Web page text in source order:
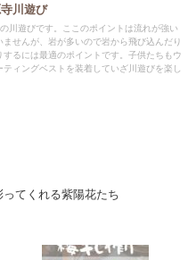
川遊び
川遊びです。ここのポイントは流れが強い
せんが、岩が多いので岩から飛び込んだり
するには最適のポイントです。子供たちもウ
ィングベストを装着していざ川遊びを楽し
ってくれる紫陽花たち